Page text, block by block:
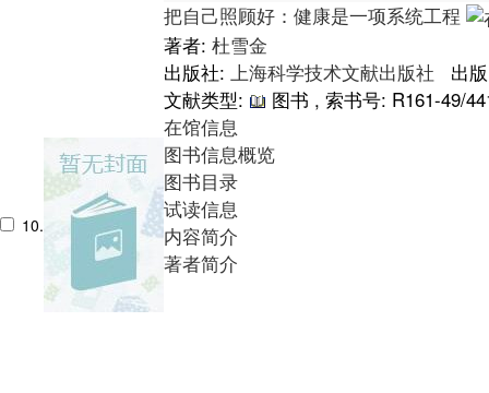
10.
把自己照顾好：健康是一项系统工程
著者: 杜雪金
出版社: 上海科学技术文献出版社
出
文献类型:
图书 , 索书号: R161-49/
在馆信息
图书信息概览
图书目录
试读信息
内容简介
著者简介